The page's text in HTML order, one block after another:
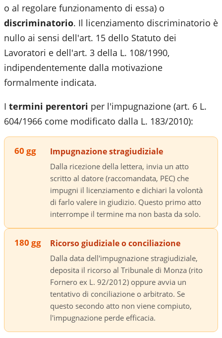
o al regolare funzionamento di essa) o
discriminatorio. Il licenziamento discriminatorio è
nullo ai sensi dell'art. 15 dello Statuto dei
Lavoratori e dell'art. 3 della L. 108/1990,
indipendentemente dalla motivazione
formalmente indicata.
I termini perentori per l'impugnazione (art. 6 L.
604/1966 come modificato dalla L. 183/2010):
60 gg Impugnazione stragiudiziale
Dalla ricezione della lettera, invia un atto
scritto al datore (raccomandata, PEC) che
impugni il licenziamento e dichiari la volontà
di farlo valere in giudizio. Questo primo atto
interrompe il termine ma non basta da solo.
180 gg Ricorso giudiziale o conciliazione
Dalla data dell'impugnazione stragiudiziale,
deposita il ricorso al Tribunale di Monza (rito
Fornero ex L. 92/2012) oppure avvia un
tentativo di conciliazione o arbitrato. Se
questo secondo atto non viene compiuto,
l'impugnazione perde efficacia.